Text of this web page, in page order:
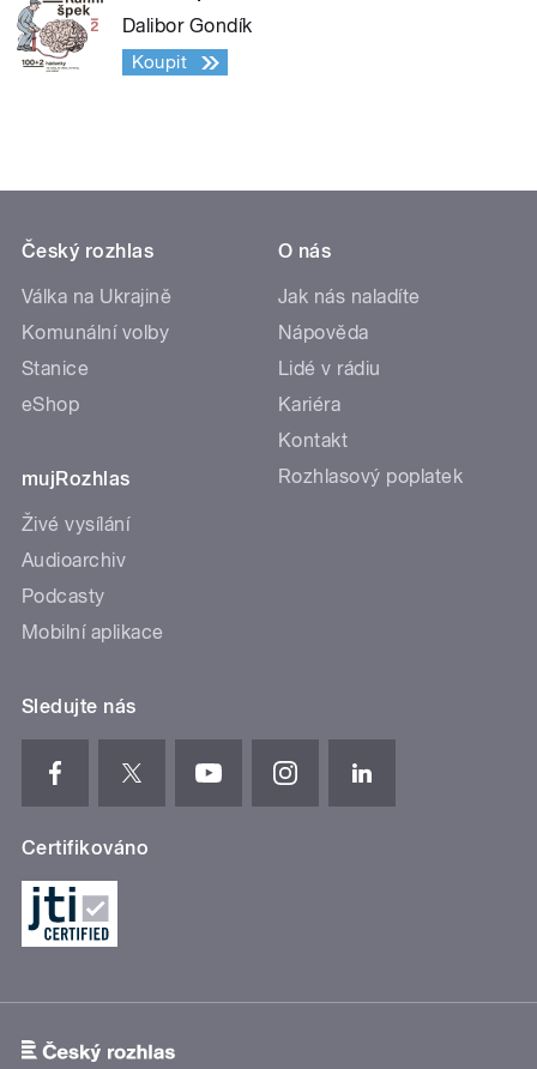
Dalibor Gondík
Koupit
Český rozhlas
Válka na Ukrajině
Komunální volby
Stanice
eShop
mujRozhlas
Živé vysílání
Audioarchiv
Podcasty
Mobilní aplikace
O nás
Jak nás naladíte
Nápověda
Lidé v rádiu
Kariéra
Kontakt
Rozhlasový poplatek
Sledujte nás
Certifikováno